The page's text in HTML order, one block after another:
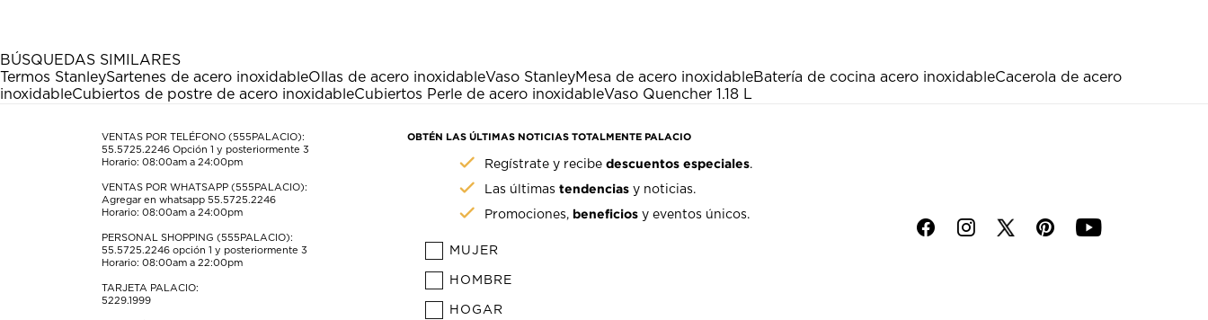
estrella
Esta
acción
abrirá
formulario
estrellas.
Esta
acción
abrirá
formulario
de
estrellas.
Esta
acción
abrirá
formulario
de
estrellas.
Esta
acción
abrirá
formulario
de
acción
abrirá
formulario
de
envío.
BÚSQUEDAS SIMILARES
Termos StanleySartenes de acero inoxidableOllas de acero inoxidableVaso StanleyMesa de acero inoxidableBatería de cocina acero inoxidableCacerola de acero
inoxidableCubiertos de postre de acero inoxidableCubiertos Perle de acero inoxidableVaso Quencher 1.18 L
VENTAS POR TELÉFONO (555PALACIO):
55.5725.2246 Opción 1 y posteriormente 3
Horario: 08:00am a 24:00pm
VENTAS POR WHATSAPP (555PALACIO):
Agregar en whatsapp 55.5725.2246
Horario: 08:00am a 24:00pm
PERSONAL SHOPPING (555PALACIO):
55.5725.2246 opción 1 y posteriormente 3
Horario: 08:00am a 22:00pm
TARJETA PALACIO:
5229.1999
OBTÉN LAS ÚLTIMAS NOTICIAS TOTALMENTE PALACIO
Regístrate y recibedescuentos especiales.
Las últimastendencias y noticias.
Promociones, beneficios y eventos únicos.
MUJER
HOMBRE
HOGAR
f i p y